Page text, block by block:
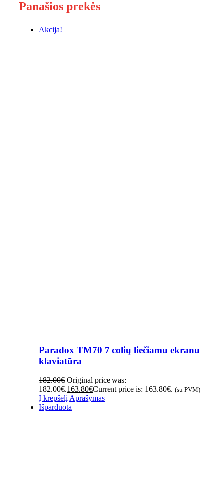
Panašios prekės
Akcija!
Paradox TM70 7 colių liečiamu ekranu
klaviatūra
182.00€ Original price was:
182.00€.163.80€Current price is: 163.80€. (su PVM)
Į krepšelį Aprašymas
Išparduota